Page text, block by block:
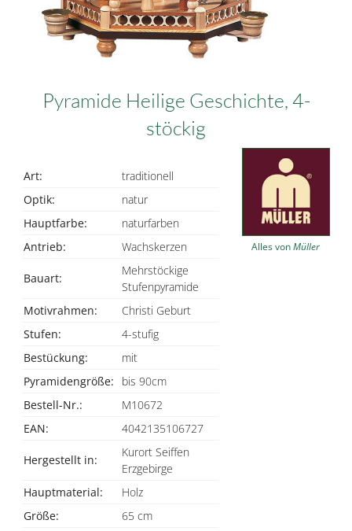
Pyramide Heilige Geschichte, 4-
stöckig
Art:
traditionell
Optik:
natur
Hauptfarbe:
naturfarben
Antrieb:
Wachskerzen
Bauart:
Mehrstöckige
Stufenpyramide
Motivrahmen:
Christi Geburt
Stufen:
4-stufig
Bestückung:
mit
Pyramidengröße:
bis 90cm
Bestell-Nr.:
M10672
EAN:
4042135106727
Hergestellt in:
Kurort Seiffen
Erzgebirge
Hauptmaterial:
Holz
Größe:
65 cm
Alles vonMüller